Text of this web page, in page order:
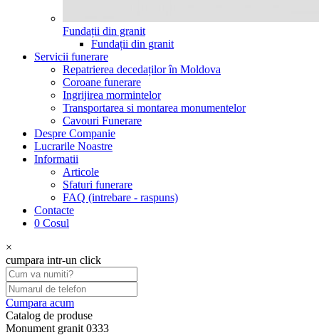
Fundații din granit
Fundații din granit
Servicii funerare
Repatrierea decedaților în Moldova
Coroane funerare
Ingrijirea mormintelor
Transportarea si montarea monumentelor
Cavouri Funerare
Despre Companie
Lucrarile Noastre
Informatii
Articole
Sfaturi funerare
FAQ (intrebare - raspuns)
Contacte
0 Cosul
×
cumpara intr-un click
Cumpara acum
Catalog de produse
Monument granit 0333